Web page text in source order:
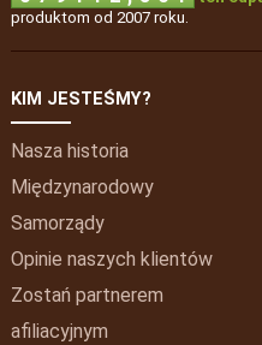
produktom od 2007 roku.
KIM JESTEŚMY?
Nasza historia
Międzynarodowy
Samorządy
Opinie naszych klientów
Zostań partnerem
afiliacyjnym